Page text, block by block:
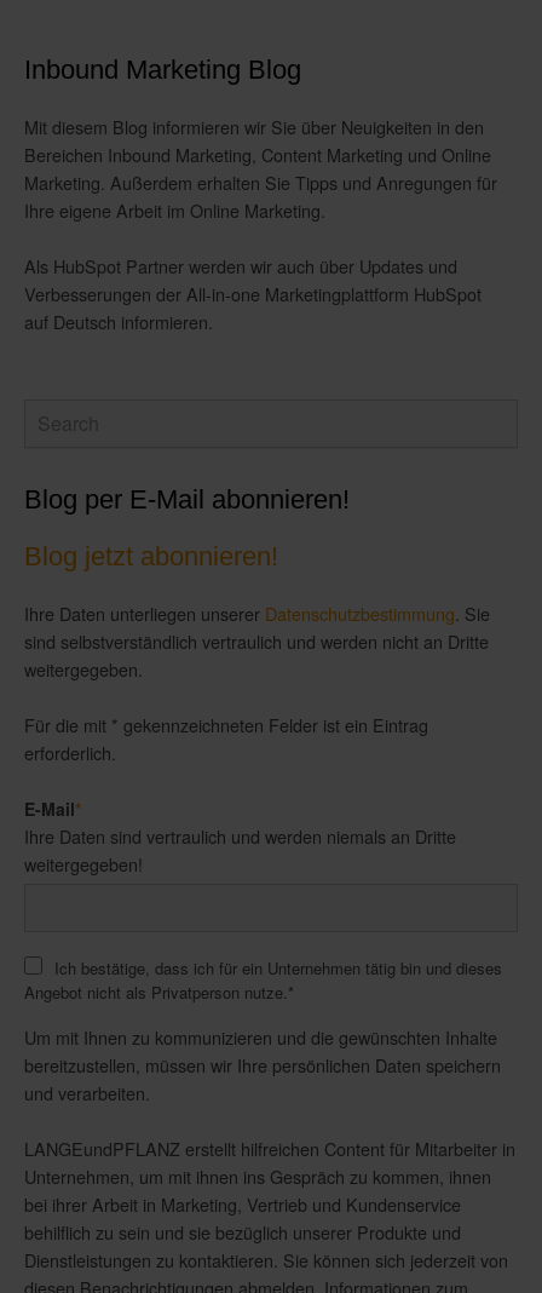
Inbound Marketing Blog
Mit diesem Blog informieren wir Sie über Neuigkeiten in den
Bereichen Inbound Marketing, Content Marketing und Online
Marketing. Außerdem erhalten Sie Tipps und Anregungen für
Ihre eigene Arbeit im Online Marketing.
Als HubSpot Partner werden wir auch über Updates und
Verbesserungen der All-in-one Marketingplattform HubSpot
auf Deutsch informieren.
Blog per E-Mail abonnieren!
Blog jetzt abonnieren!
Ihre Daten unterliegen unserer Datenschutzbestimmung . Sie
sind selbstverständlich vertraulich und werden nicht an Dritte
weitergegeben.
Für die mit * gekennzeichneten Felder ist ein Eintrag
erforderlich.
E-Mail*
Ihre Daten sind vertraulich und werden niemals an Dritte
weitergegeben!
Ich bestätige, dass ich für ein Unternehmen tätig bin und dieses
Angebot nicht als Privatperson nutze. *
Um mit Ihnen zu kommunizieren und die gewünschten Inhalte
bereitzustellen, müssen wir Ihre persönlichen Daten speichern
und verarbeiten.
LANGEundPFLANZ erstellt hilfreichen Content für Mitarbeiter in
Unternehmen, um mit ihnen ins Gespräch zu kommen, ihnen
bei ihrer Arbeit in Marketing, Vertrieb und Kundenservice
behilflich zu sein und sie bezüglich unserer Produkte und
Dienstleistungen zu kontaktieren. Sie können sich jederzeit von
diesen Benachrichtigungen abmelden. Informationen zum